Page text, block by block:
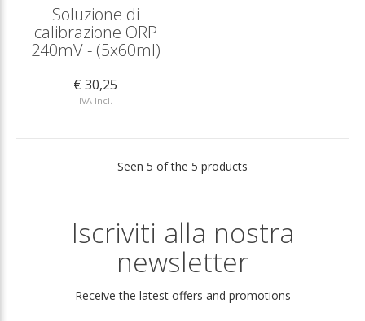
Soluzione di
calibrazione ORP
240mV - (5x60ml)
€ 30,25
IVA Incl.
Seen 5 of the 5 products
Iscriviti alla nostra
newsletter
Receive the latest offers and promotions